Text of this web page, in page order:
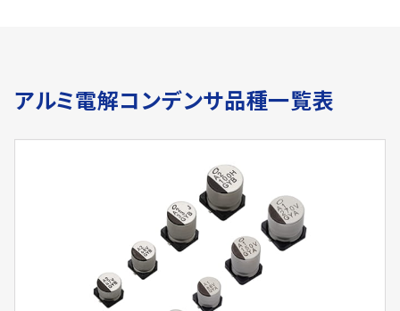
アルミ電解コンデンサ品種一覧表